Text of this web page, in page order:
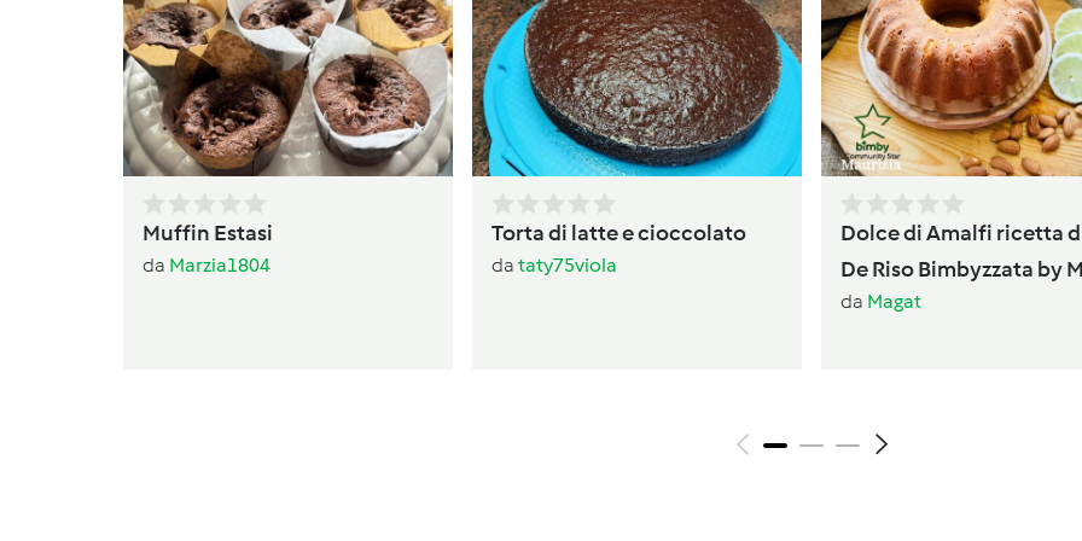
Muffin Estasi
da Marzia1804
Torta di latte e cioccolato
da taty75viola
Dolce di Amalfi ricetta
De Riso Bimbyzzata by
da Magat